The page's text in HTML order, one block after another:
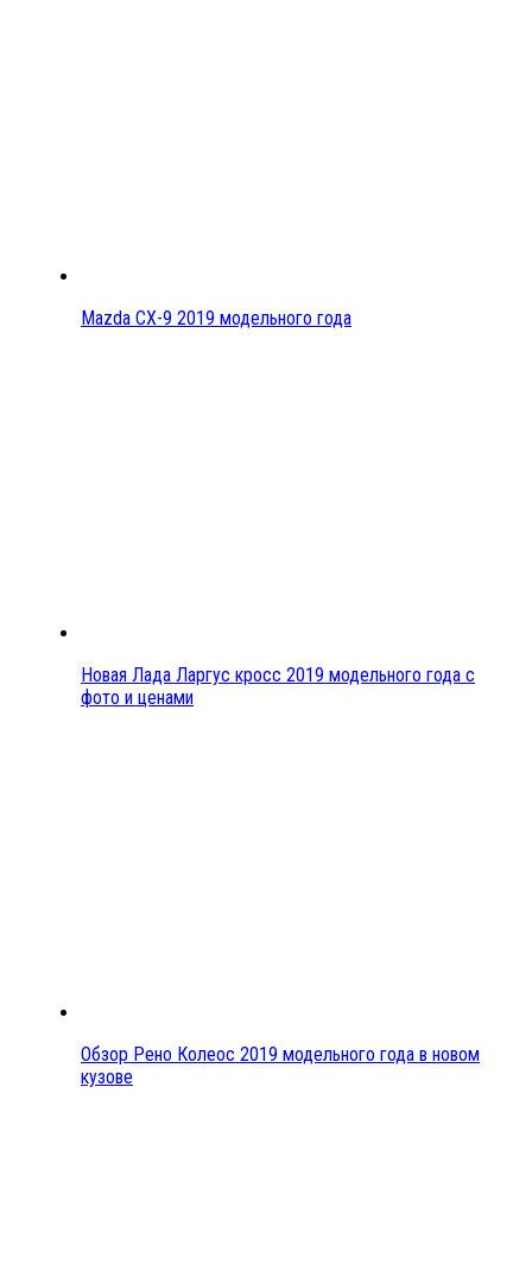
Mazda CX-9 2019 модельного года
Новая Лада Ларгус кросс 2019 модельного года с
фото и ценами
Обзор Рено Колеос 2019 модельного года в новом
кузове